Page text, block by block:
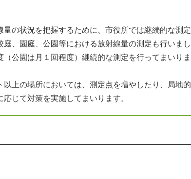
の状況を把握するために、市役所では継続的な測定
、園庭、公園等における放射線量の測定も行いまし
公園は月１回程度）継続的な測定を行ってまいりま
上の場所においては、測定点を増やしたり、局地的
じて対策を実施してまいります。